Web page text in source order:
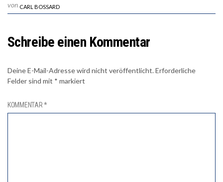
von CARL BOSSARD
Schreibe einen Kommentar
Deine E-Mail-Adresse wird nicht veröffentlicht.Erforderliche
Felder sind mit * markiert
KOMMENTAR*